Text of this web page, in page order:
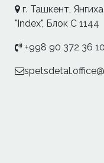
г. Ташкент,
"Index", Блок С 1144
+998 90 372 36 10